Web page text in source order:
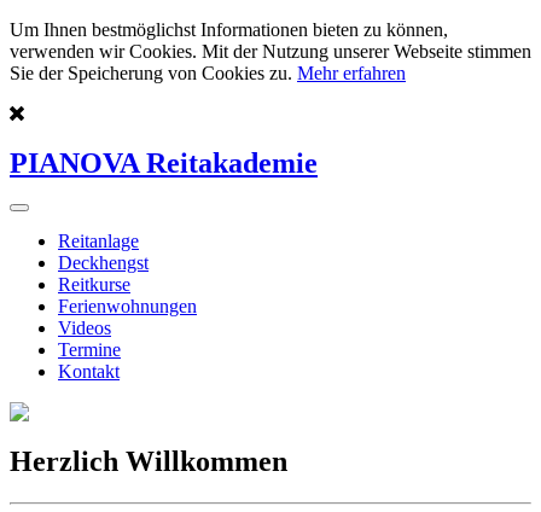
Um Ihnen bestmöglichst Informationen bieten zu können,
verwenden wir Cookies. Mit der Nutzung unserer Webseite stimmen
Sie der Speicherung von Cookies zu. Mehr erfahren
PIANOVA Reitakademie
Reitanlage
Deckhengst
Reitkurse
Ferienwohnungen
Videos
Termine
Kontakt
Herzlich Willkommen